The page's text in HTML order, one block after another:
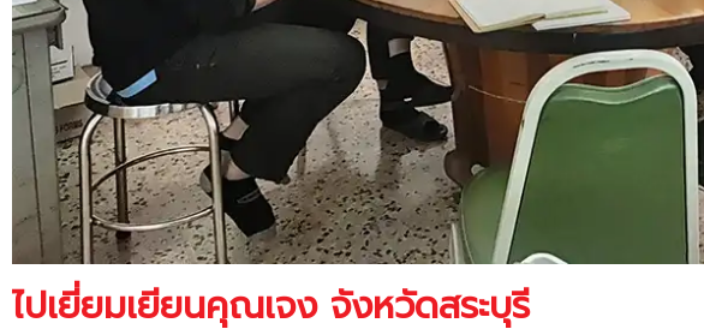
ไปเยี่ยมเยียนคุณเจง จังหวัดสระบุรี